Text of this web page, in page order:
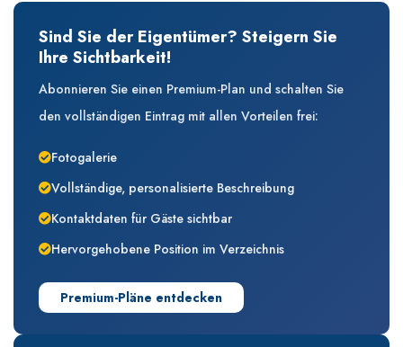
Sind Sie der Eigentümer? Steigern Sie
Ihre Sichtbarkeit!
Abonnieren Sie einen Premium-Plan und schalten Sie
den vollständigen Eintrag mit allen Vorteilen frei:
Fotogalerie
Vollständige, personalisierte Beschreibung
Kontaktdaten für Gäste sichtbar
Hervorgehobene Position im Verzeichnis
Premium-Pläne entdecken